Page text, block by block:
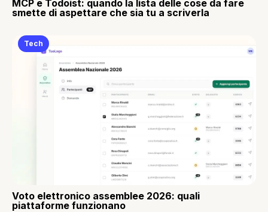
MCP e Todoist: quando la lista delle cose da fare
smette di aspettare che sia tu a scriverla
Tech
Voto elettronico assemblee 2026: quali
piattaforme funzionano